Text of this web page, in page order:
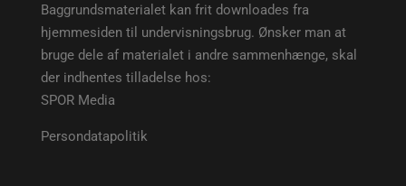
Baggrundsmaterialet kan frit downloades fra
hjemmesiden til undervisningsbrug. Ønsker man at
bruge dele af materialet i andre sammenhænge, skal
der indhentes tilladelse hos:
SPOR Media
Persondatapolitik